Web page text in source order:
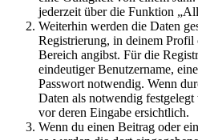
jederzeit über die Funktion
Weiterhin werden die Daten
Registrierung, in deinem Profil
Bereich angibst. Für die
eindeutiger Benutzername,
Passwort notwendig. Wenn
Daten als notwendig
vor deren Eingabe ersichtlich.
Wenn du einen Beitrag oder